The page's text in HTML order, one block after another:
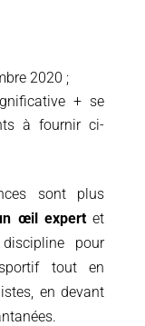
2020 ;
+ se
à fournir ci-
sont plus
œil expertet
pour
tout en
en devant